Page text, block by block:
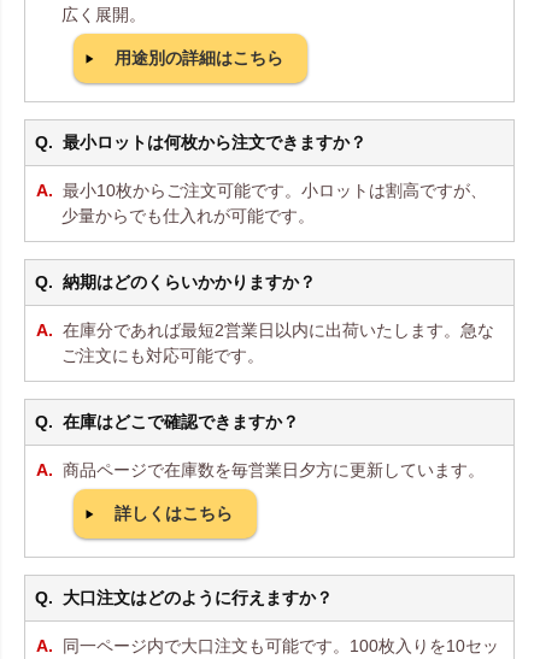
広く展開。
用途別の詳細はこちら
最小ロットは何枚から注文できますか？
最小10枚からご注文可能です。小ロットは割高ですが、
少量からでも仕入れが可能です。
納期はどのくらいかかりますか？
在庫分であれば最短2営業日以内に出荷いたします。急な
ご注文にも対応可能です。
在庫はどこで確認できますか？
商品ページで在庫数を毎営業日夕方に更新しています。
詳しくはこちら
大口注文はどのように行えますか？
同一ページ内で大口注文も可能です。100枚入りを10セッ